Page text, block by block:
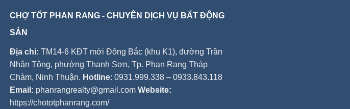
CHỢ TỐT PHAN RANG - CHUYÊN DỊCH VỤ BẤT ĐỘNG
SẢN
Địa chỉ: TM14-6 KĐT mới Đông Bắc (khu K1), đường Trần
Nhân Tông, phường Thanh Sơn, Tp. Phan Rang Tháp
Chàm, Ninh Thuận. Hotline: 0931.999.338 – 0933.843.118
Email: phanrangrealty@gmail.com Website:
https://chototphanrang.com/